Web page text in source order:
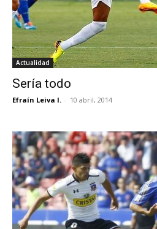
Actualidad
Sería todo
Efraín Leiva I. - 10 abril, 2014